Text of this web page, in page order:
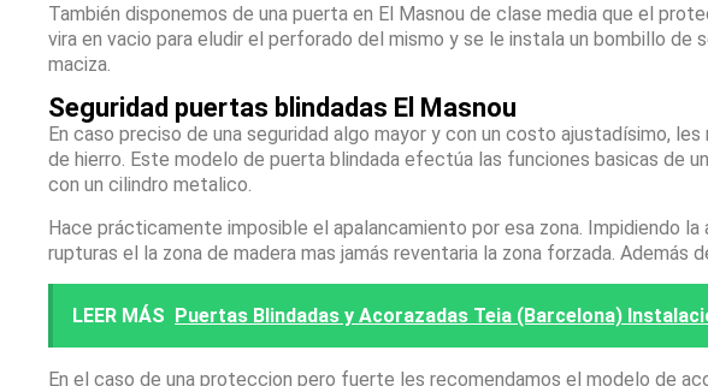
También disponemos de una puerta en El Masnou de clase media que el
vira en vacio para eludir el perforado del mismo y se le instala un bombillo
maciza.
Seguridad puertas blindadas El Masnou
En caso preciso de una seguridad algo mayor y con un costo ajustadísimo,
de hierro. Este modelo de puerta blindada efectúa las funciones basicas de
con un cilindro metalico.
Hace prácticamente imposible el apalancamiento por esa zona. Impidiendo
rupturas el la zona de madera mas jamás reventaria la zona forzada. Además
LEER MÁS Puertas Blindadas y Acorazadas Teia (Barcelona)
En el caso de una proteccion pero fuerte les recomendamos el modelo de